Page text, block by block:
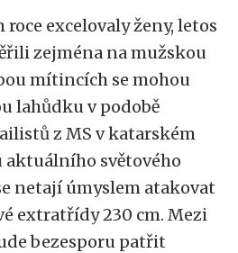
excelovaly ženy, letos
zejména na mužskou
mítincích se mohou
lahůdku v podobě
z MS v katarském
aktuálního světového
netají úmyslem atakovat
extratřídy 230 cm. Mezi
bezesporu patřit